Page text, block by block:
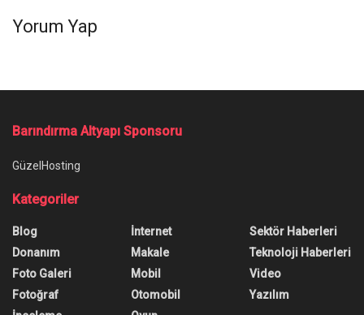
Yorum Yap
Barındırma Altyapı Sponsoru
GüzelHosting
Kategoriler
Blog
Donanım
Foto Galeri
Fotoğraf
İnternet
Makale
Mobil
Otomobil
Sektör Haberleri
Teknoloji Haberleri
Video
Yazılım